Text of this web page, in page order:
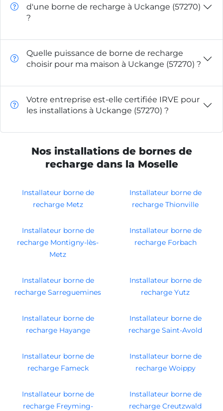
d'une borne de recharge à Uckange (57270)
?
Quelle puissance de borne de recharge
choisir pour ma maison à Uckange (57270) ?
Votre entreprise est-elle certifiée IRVE pour
les installations à Uckange (57270) ?
Nos installations de bornes de
recharge dans la Moselle
Installateur borne de
recharge Metz
Installateur borne de
recharge Thionville
Installateur borne de
recharge Montigny-lès-
Metz
Installateur borne de
recharge Forbach
Installateur borne de
recharge Sarreguemines
Installateur borne de
recharge Yutz
Installateur borne de
recharge Hayange
Installateur borne de
recharge Saint-Avold
Installateur borne de
recharge Fameck
Installateur borne de
recharge Woippy
Installateur borne de
recharge Freyming-
Installateur borne de
recharge Creutzwald